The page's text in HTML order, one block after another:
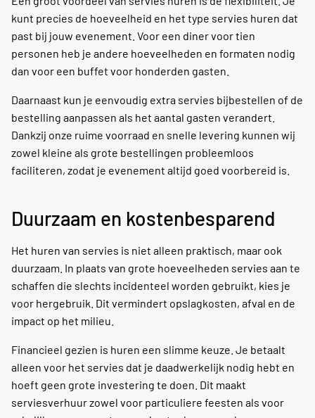
kunt precies de hoeveelheid en het type servies huren dat
past bij jouw evenement. Voor een diner voor tien
personen heb je andere hoeveelheden en formaten nodig
dan voor een buffet voor honderden gasten.
Daarnaast kun je eenvoudig extra servies bijbestellen of de
bestelling aanpassen als het aantal gasten verandert.
Dankzij onze ruime voorraad en snelle levering kunnen wij
zowel kleine als grote bestellingen probleemloos
faciliteren, zodat je evenement altijd goed voorbereid is.
Duurzaam en kostenbesparend
Het huren van servies is niet alleen praktisch, maar ook
duurzaam. In plaats van grote hoeveelheden servies aan te
schaffen die slechts incidenteel worden gebruikt, kies je
voor hergebruik. Dit vermindert opslagkosten, afval en de
impact op het milieu.
Financieel gezien is huren een slimme keuze. Je betaalt
alleen voor het servies dat je daadwerkelijk nodig hebt en
hoeft geen grote investering te doen. Dit maakt
serviesverhuur zowel voor particuliere feesten als voor